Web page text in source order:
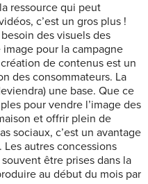
ressource qui peut
c’est un gros plus !
des visuels des
pour la campagne
de contenus est un
des consommateurs. La
une base. Que ce
pour vendre l’image des
et offrir plein de
sociaux, c’est un avantage
autres concessions
être prises dans la
au début du mois par